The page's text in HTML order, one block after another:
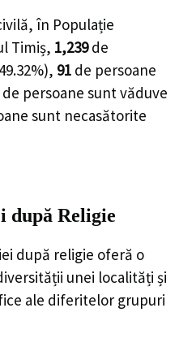
în Populație
Timiș, 1,239 de
49.32%), 91 de persoane
de persoane sunt văduve
sunt necasătorite
după Religie
după religie oferă o
unei localități și
ale diferitelor grupuri